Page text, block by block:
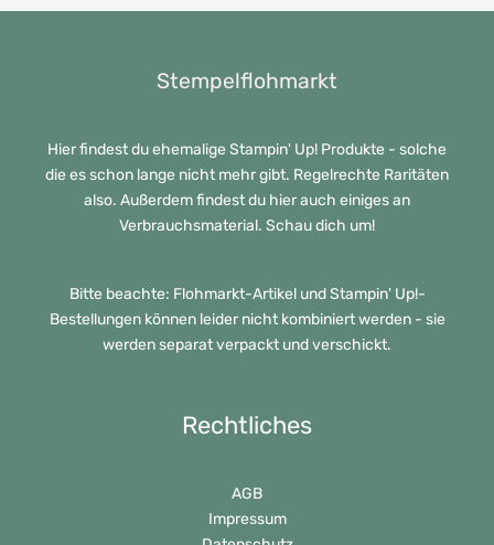
Stempelflohmarkt
Hier findest du ehemalige Stampin' Up! Produkte - solche
die es schon lange nicht mehr gibt. Regelrechte Raritäten
also. Außerdem findest du hier auch einiges an
Verbrauchsmaterial. Schau dich um!
Bitte beachte: Flohmarkt-Artikel und Stampin' Up!-
Bestellungen können leider nicht kombiniert werden - sie
werden separat verpackt und verschickt.
Rechtliches
AGB
Impressum